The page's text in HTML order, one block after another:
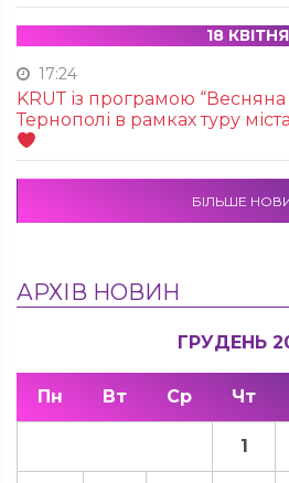
18 КВІТНЯ
17:24
KRUТ із програмою “Весняна
Тернополі в рамках туру
БІЛЬШЕ
АРХІВ НОВИН
ГРУДЕНЬ
Пн Вт Ср Чт
1